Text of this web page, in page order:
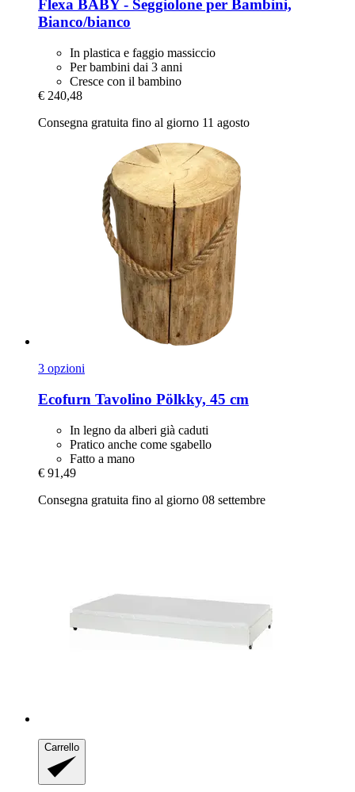
Flexa BABY -​ Seggiolone per Bambini,
Bianco/bianco
In plastica e faggio massiccio
Per bambini dai 3 anni
Cresce con il bambino
€ 240,48
Consegna gratuita fino al giorno 11 agosto
3 opzioni
Ecofurn Tavolino Pölkky, 45 cm
In legno da alberi già caduti
Pratico anche come sgabello
Fatto a mano
€ 91,49
Consegna gratuita fino al giorno 08 settembre
Carrello